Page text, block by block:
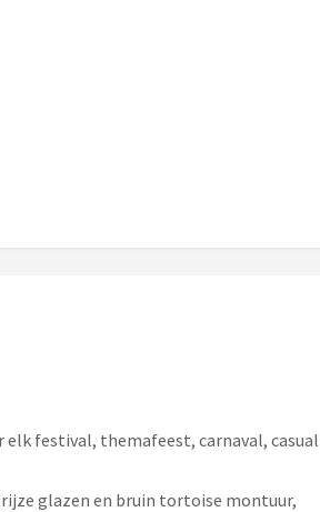
festival, themafeest, carnaval,
glazen en bruin tortoise montuur,